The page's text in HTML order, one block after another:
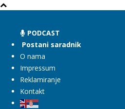
PODCAST
Postani saradnik
O nama
Impressum
Reklamiranje
Kontakt